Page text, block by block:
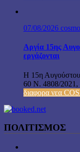
07/08/2026
Αργία 15ης
εργάζονται
Η 15η Αυγούστου
60 Ν. 4808/2021,
διαφορα νεα
ΠΟΛΙΤΙΣΜΟΣ